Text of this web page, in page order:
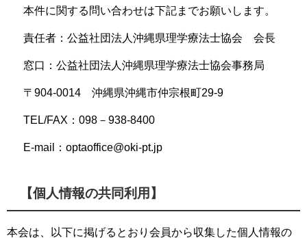
本件に関する問い合わせは下記までお願いします。
責任者：公益社団法人沖縄県理学療法士協会 会長
窓口：公益社団法人沖縄県理学療法士協会事務局
〒904-0014 沖縄県沖縄市仲宗根町29-9
TEL/FAX：098－938-8400
E-mail：optaoffice@oki-pt.jp
【個人情報の共同利用】
本会は、以下に掲げるとおり会員から収集した個人情報の